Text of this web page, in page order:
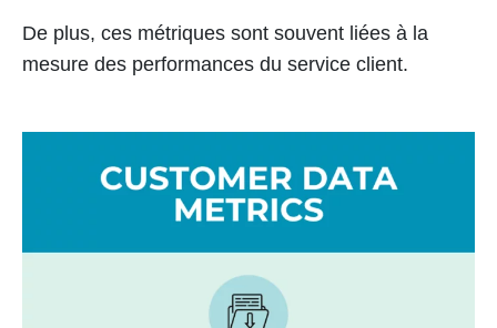
De plus, ces métriques sont souvent liées à la
mesure des performances du service client.